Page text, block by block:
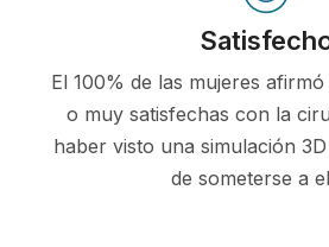
El 100% de las mujeres
o muy satisfechas con la
haber visto una simulación
de someterse a